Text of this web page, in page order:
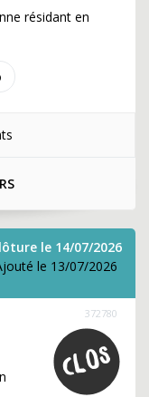
résidant en
le 14/07/2026
le 13/07/2026
372780